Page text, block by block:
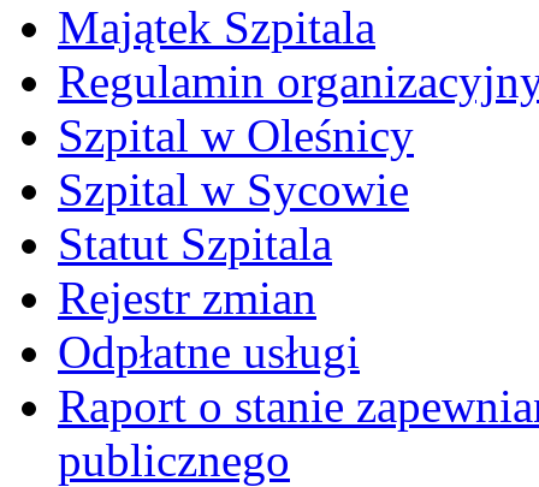
Majątek Szpitala
Regulamin
Szpital w Oleśnicy
Szpital w Sycowie
Statut Szpitala
Rejestr zmian
Odpłatne usługi
Raport o stanie
publicznego